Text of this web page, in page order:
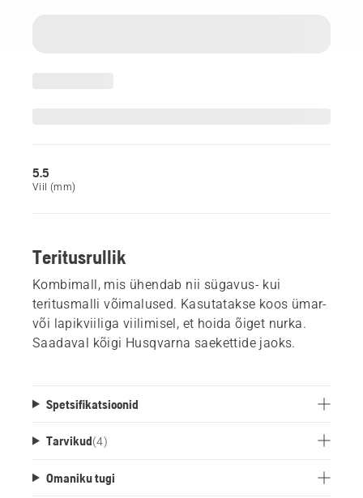
5.5
Viil (mm)
Teritusrullik
Kombimall, mis ühendab nii sügavus- kui
teritusmalli võimalused. Kasutatakse koos ümar-
või lapikviiliga viilimisel, et hoida õiget nurka.
Saadaval kõigi Husqvarna saekettide jaoks.
Spetsifikatsioonid
Tarvikud(4)
Omaniku tugi